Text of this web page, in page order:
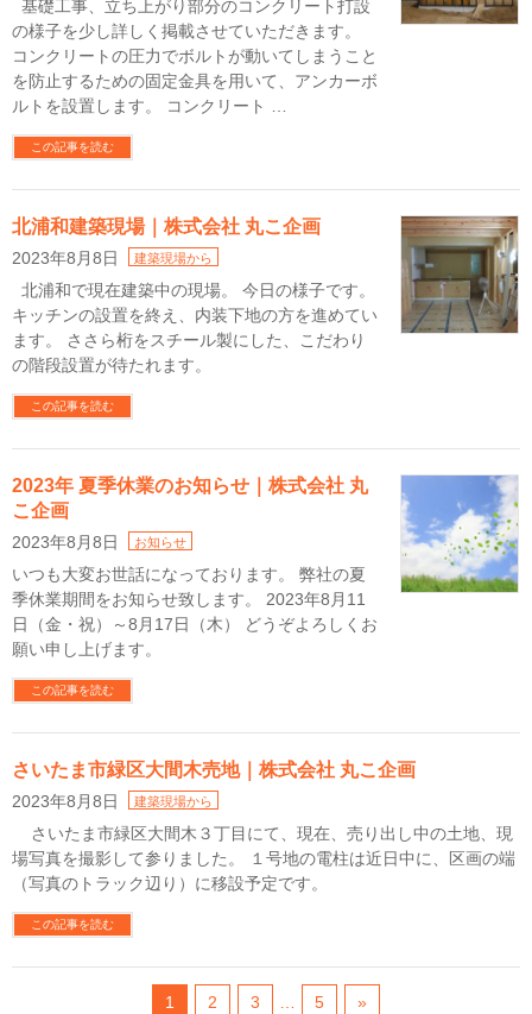
基礎工事、立ち上がり部分のコンクリート打設
の様子を少し詳しく掲載させていただきます。
コンクリートの圧力でボルトが動いてしまうこと
を防止するための固定金具を用いて、アンカーボ
ルトを設置します。 コンクリート …
この記事を読む
北浦和建築現場｜株式会社 丸こ企画
2023年8月8日 建築現場から
北浦和で現在建築中の現場。 今日の様子です。
キッチンの設置を終え、内装下地の方を進めてい
ます。 ささら桁をスチール製にした、こだわり
の階段設置が待たれます。
この記事を読む
2023年 夏季休業のお知らせ｜株式会社 丸
こ企画
2023年8月8日 お知らせ
いつも大変お世話になっております。 弊社の夏
季休業期間をお知らせ致します。 2023年8月11
日（金・祝）～8月17日（木） どうぞよろしくお
願い申し上げます。
この記事を読む
さいたま市緑区大間木売地｜株式会社 丸こ企画
2023年8月8日 建築現場から
さいたま市緑区大間木３丁目にて、現在、売り出し中の土地、現
場写真を撮影して参りました。 １号地の電柱は近日中に、区画の端
（写真のトラック辺り）に移設予定です。
この記事を読む
1 2 3 5 »